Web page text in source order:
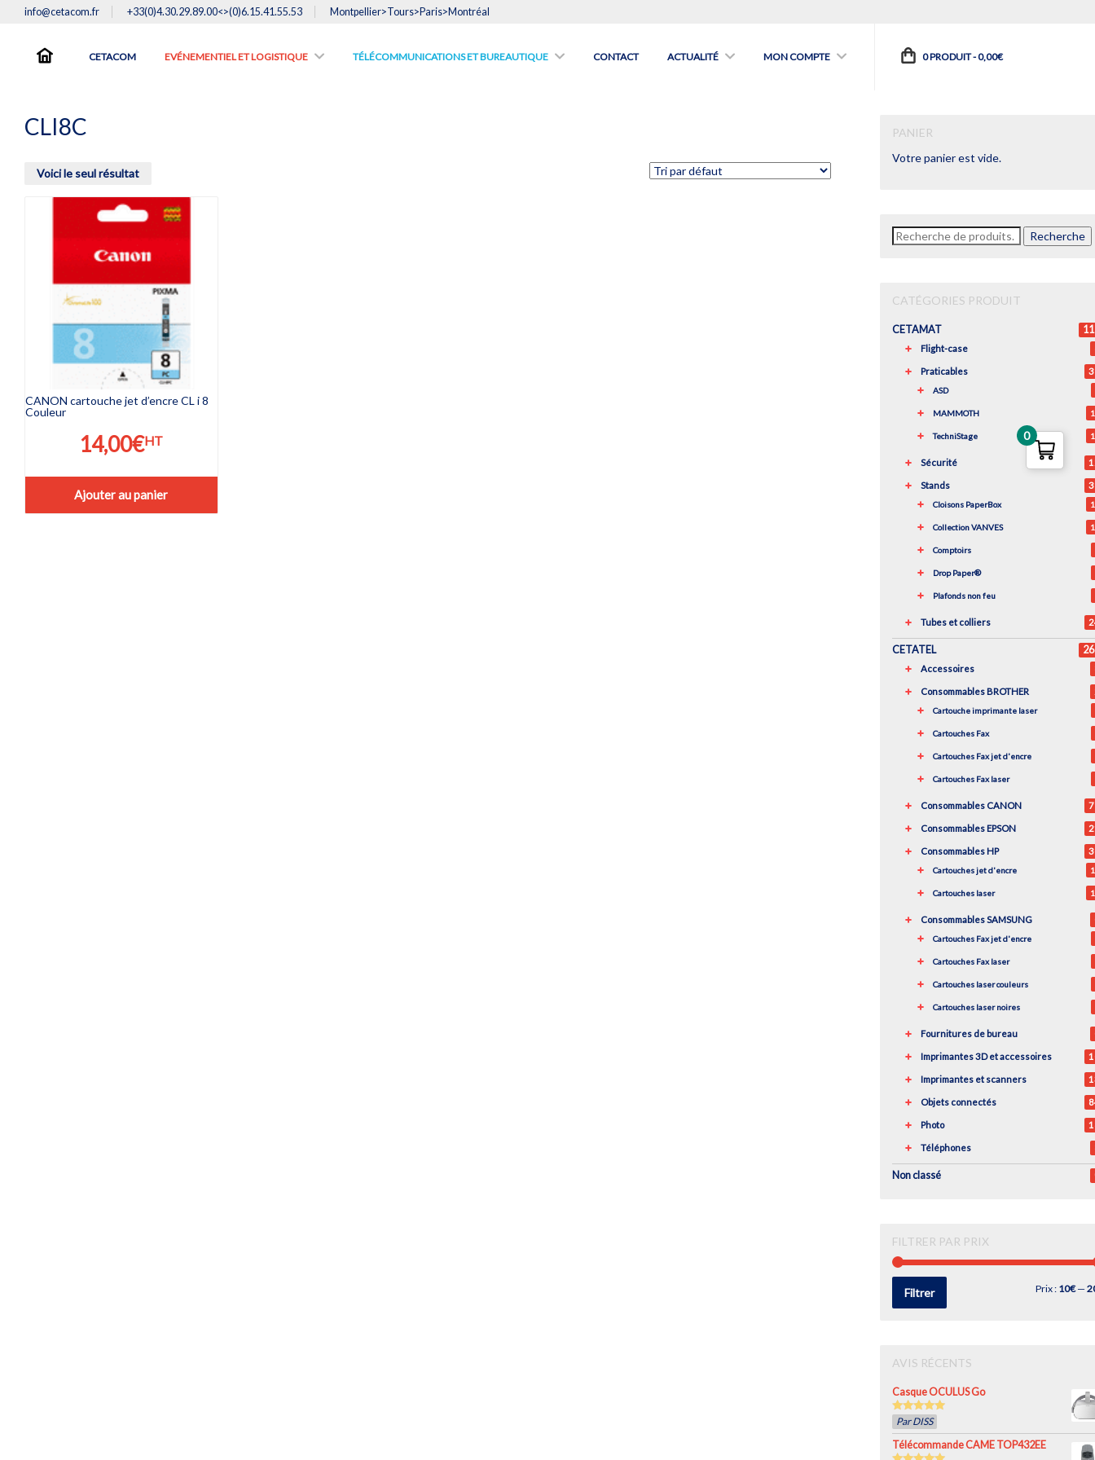
info@cetacom.fr +33(0)4.30.29.89.00<>(0)6.15.41.55.53 Montpellier>Tours>Paris>Montréal
CETACOM EVÉNEMENTIEL ET LOGISTIQUE TÉLÉCOMMUNICATIONS ET BUREAUTIQUE CONTACT ACTUALITÉ MON COMPTE 0 PRODUIT -0,00€
CLI8C
Voici le seul résultat
CANON cartouche jet d’encre CL i 8
Couleur
14,00€HT
Ajouter au panier
PANIER
Votre panier est vide.
Recherche
pour :
Recherche
CATÉGORIES PRODUIT
CETAMAT
Flight-case
Praticables
ASD
MAMMOTH
TechniStage
Sécurité
Stands
Cloisons PaperBox
Collection VANVES
Comptoirs
Drop Paper®
Plafonds non feu
Tubes et colliers
CETATEL
Accessoires
Consommables BROTHER
Cartouche imprimante laser
Cartouches Fax
Cartouches Fax jet d'encre
Cartouches Fax laser
Consommables CANON
Consommables EPSON
Consommables HP
Cartouches jet d'encre
Cartouches laser
Consommables SAMSUNG
Cartouches Fax jet d'encre
Cartouches Fax laser
Cartouches laser couleurs
Cartouches laser noires
Fournitures de bureau
Imprimantes 3D et accessoires
Imprimantes et scanners
Objets connectés
Photo
Téléphones
Non classé
FILTRER PAR PRIX
Filtrer Prix : 10€—
AVIS RÉCENTS
Casque OCULUS Go
out of 5
Par DISS
Télécommande CAME TOP432EE
0